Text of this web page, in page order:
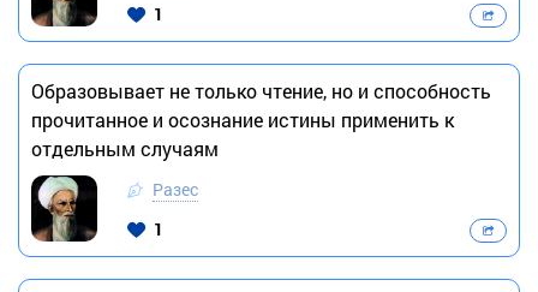
1
Образовывает не только чтение, но и способность
прочитанное и осознание истины применить к
отдельным случаям
Разес
1